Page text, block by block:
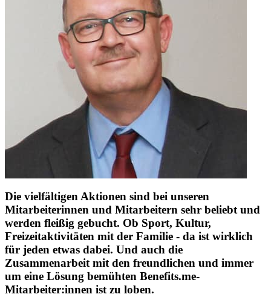
Die vielfältigen Aktionen sind bei unseren
Mitarbeiterinnen und Mitarbeitern sehr beliebt und
werden fleißig gebucht. Ob Sport, Kultur,
Freizeitaktivitäten mit der Familie - da ist wirklich
für jeden etwas dabei. Und auch die
Zusammenarbeit mit den freundlichen und immer
um eine Lösung bemühten Benefits.me-
Mitarbeiter:innen ist zu loben.